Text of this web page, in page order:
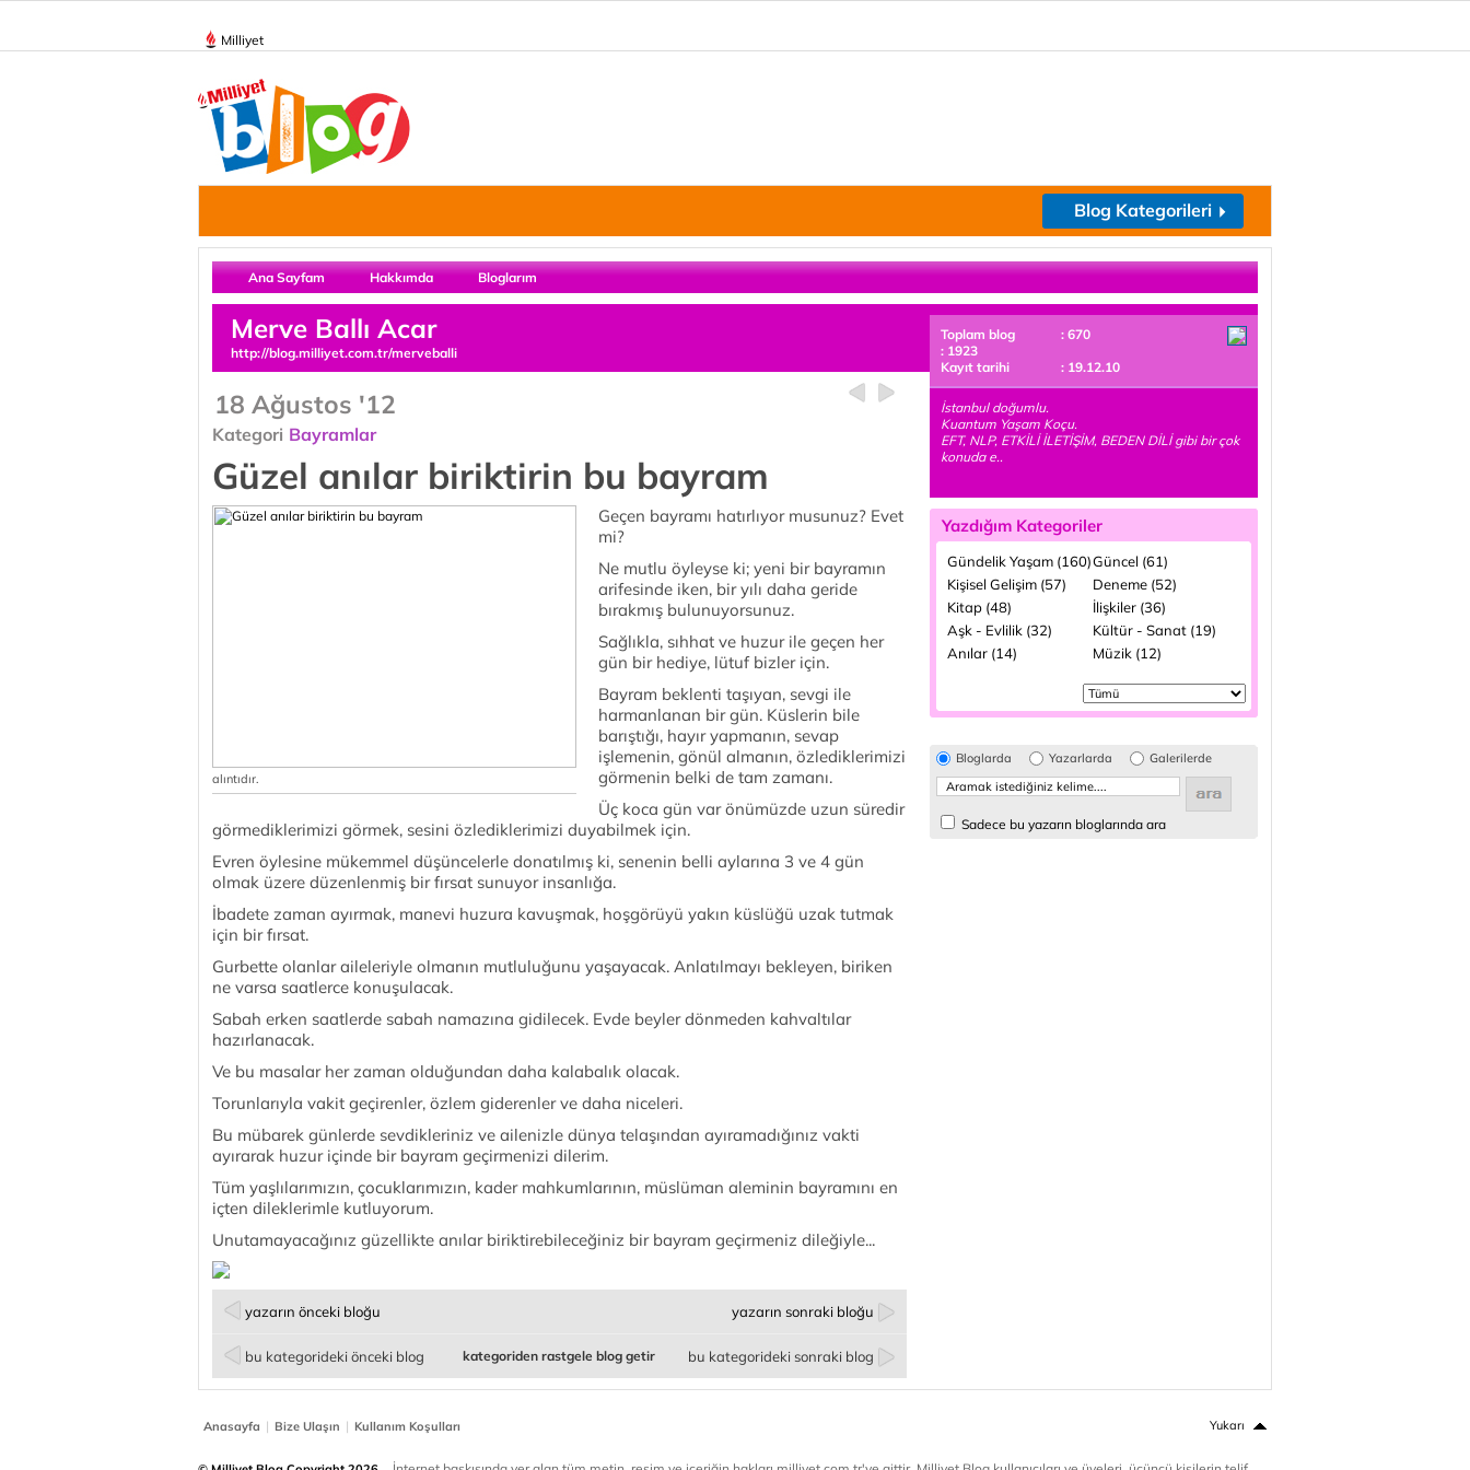
Milliyet
Blog Kategorileri
Ana Sayfam Hakkımda Bloglarım
Merve Ballı Acar
http://blog.milliyet.com.tr/merveballi
18 Ağustos '12
Kategori Bayramlar
Güzel anılar biriktirin bu bayram
alıntıdır.
Geçen bayramı hatırlıyor musunuz? Evet
mi?
Ne mutlu öyleyse ki; yeni bir bayramın
arifesinde iken, bir yılı daha geride
bırakmış bulunuyorsunuz.
Sağlıkla, sıhhat ve huzur ile geçen her
gün bir hediye, lütuf bizler için.
Bayram beklenti taşıyan, sevgi ile
harmanlanan bir gün. Küslerin bile
barıştığı, hayır yapmanın, sevap
işlemenin, gönül almanın, özlediklerimizi
görmenin belki de tam zamanı.
Üç koca gün var önümüzde uzun süredir
görmediklerimizi görmek, sesini özlediklerimizi duyabilmek için.
Evren öylesine mükemmel düşüncelerle donatılmış ki, senenin belli aylarına 3 ve 4 gün
olmak üzere düzenlenmiş bir fırsat sunuyor insanlığa.
İbadete zaman ayırmak, manevi huzura kavuşmak, hoşgörüyü yakın küslüğü uzak tutmak
için bir fırsat.
Gurbette olanlar aileleriyle olmanın mutluluğunu yaşayacak. Anlatılmayı bekleyen, biriken
ne varsa saatlerce konuşulacak.
Sabah erken saatlerde sabah namazına gidilecek. Evde beyler dönmeden kahvaltılar
hazırlanacak.
Ve bu masalar her zaman olduğundan daha kalabalık olacak.
Torunlarıyla vakit geçirenler, özlem giderenler ve daha niceleri.
Bu mübarek günlerde sevdikleriniz ve ailenizle dünya telaşından ayıramadığınız vakti
ayırarak huzur içinde bir bayram geçirmenizi dilerim.
Tüm yaşlılarımızın, çocuklarımızın, kader mahkumlarının, müslüman aleminin bayramını en
içten dileklerimle kutluyorum.
Unutamayacağınız güzellikte anılar biriktirebileceğiniz bir bayram geçirmeniz dileğiyle...
yazarın önceki bloğu yazarın sonraki bloğu
bu kategorideki önceki blog bu kategorideki sonraki blog
kategoriden rastgele blog getir
Toplam blog
: 670
: 1923
Kayıt tarihi
: 19.12.10
İstanbul doğumlu.
Kuantum Yaşam Koçu.
EFT, NLP, ETKİLİ İLETİŞİM, BEDEN DİLİ gibi bir çok
konuda e..
Yazdığım Kategoriler
Gündelik Yaşam (160)Güncel (61)
Kişisel Gelişim (57)
Deneme (52)
Kitap (48)
İlişkiler (36)
Aşk - Evlilik (32)
Kültür - Sanat (19)
Anılar (14)
Müzik (12)
Bloglarda Yazarlarda Galerilerde
Sadece bu yazarın bloglarında ara
Anasayfa | Bize Ulaşın | Kullanım Koşulları Yukarı